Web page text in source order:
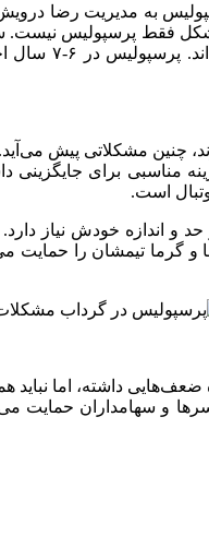
به مدیریت رضا
مشکل فقط پرسپولیس
فکر
مناسبی برای
است.
گرما تیمشان را حمایت
ضعف‌هایی داشته، اما
و سهامداران حمایت